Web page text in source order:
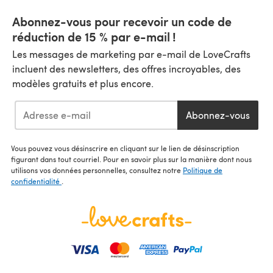
Abonnez-vous pour recevoir un code de
réduction de 15 % par e-mail !
Les messages de marketing par e-mail de LoveCrafts
incluent des newsletters, des offres incroyables, des
modèles gratuits et plus encore.
Abonnez-vous
Vous pouvez vous désinscrire en cliquant sur le lien de désinscription
figurant dans tout courriel. Pour en savoir plus sur la manière dont nous
utilisons vos données personnelles, consultez notre Politique de
confidentialité